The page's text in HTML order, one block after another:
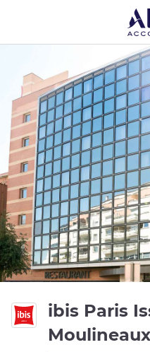
ibis Paris